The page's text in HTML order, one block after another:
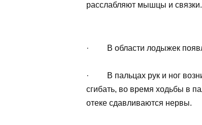
расслабляют мышцы и связки.
· В области лодыжек
· В пальцах рук и ног
сгибать, во время ходьбы в
отеке сдавливаются нервы.